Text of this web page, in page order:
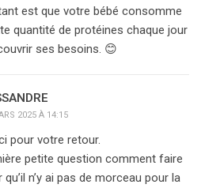
est que votre bébé consomme
quantité de protéines chaque jour
ses besoins. 😊
2025 À 14:15
pour votre retour.
petite question comment faire
qu’il n’y ai pas de morceau pour la